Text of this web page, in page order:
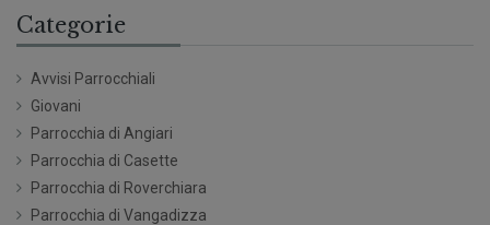
Categorie
Avvisi Parrocchiali
Giovani
Parrocchia di Angiari
Parrocchia di Casette
Parrocchia di Roverchiara
Parrocchia di Vangadizza